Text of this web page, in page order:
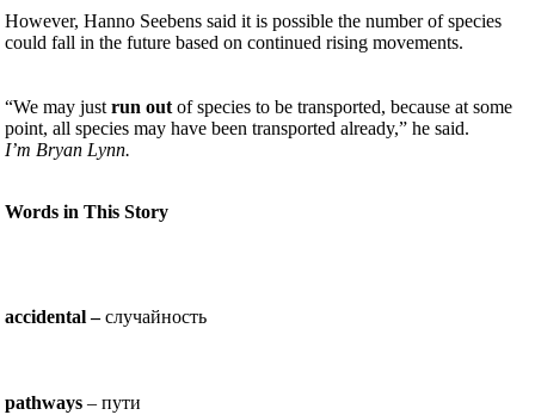
However, Hanno Seebens said it is possible the number of species
could fall in the future based on continued rising movements.
“We may just run out of species to be transported, because at some
point, all species may have been transported already,” he said.
I’m Bryan Lynn.
Words in This Story
accidental –случайность
pathways – пути